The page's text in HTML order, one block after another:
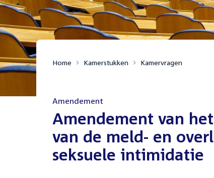
Home Kamerstukken Kamervragen
Amendement
Amendement van
van de meld- en
seksuele intimidatie